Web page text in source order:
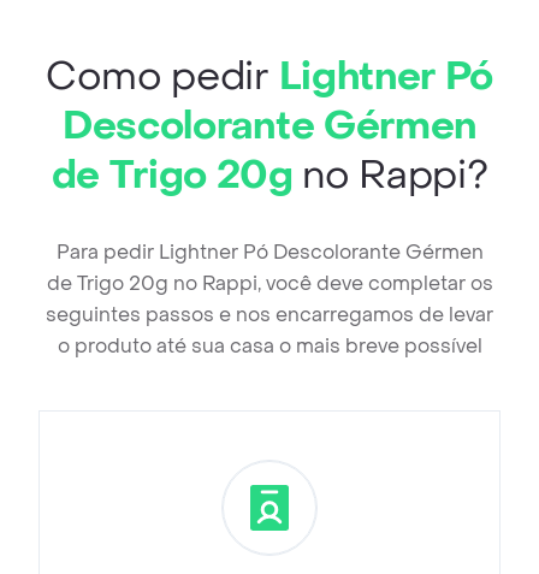
Como pedir Lightner Pó
Descolorante Gérmen
de Trigo 20g no Rappi?
Para pedir Lightner Pó Descolorante Gérmen
de Trigo 20g no Rappi, você deve completar os
seguintes passos e nos encarregamos de levar
o produto até sua casa o mais breve possível